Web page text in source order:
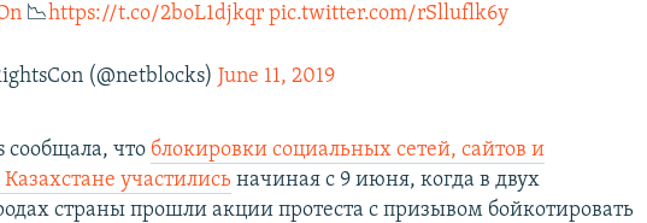
📉https://t.co/2boL1djkqr pic.twitter.com/rSlluflk6y
(@netblocks)June 11, 2019
сообщала, что блокировки социальных сетей, сайтов и
участились начиная с 9 июня, когда в двух
страны прошли акции протеста с призывом бойкотировать